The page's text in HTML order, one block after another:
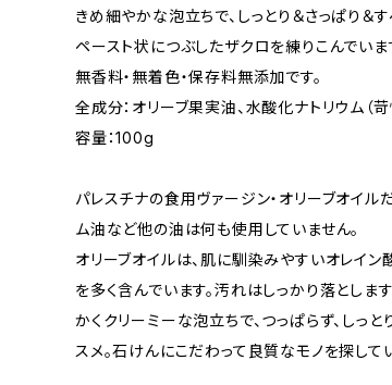
きめ細やかな泡立ちで、しっとり＆さっぱり＆
ペースト状につぶしたザクロを練りこんでいま
無香料・無着色・保存料無添加です。
全成分：オリーブ果実油、水酸化ナトリウム（
容量：100g
パレスチナの食用ヴァージン・オリーブオイ
ム油など他の油は何も使用していません。
オリーブオイルは、肌に馴染みやすいオレイ
を多く含んでいます。汚れはしっかり落とし
かくクリーミーな泡立ちで、つっぱらず、しっ
スメ。石けんにこだわって良質なモノを探して